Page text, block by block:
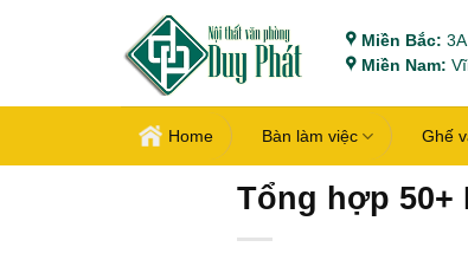
dung
Miền Bắc:
Miền Nam:
Home Bàn làm việc Ghế
Tổng hợp 50+